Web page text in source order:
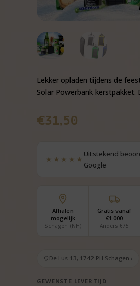
Lekker opladen tijdens de
Solar Powerbank kerstpakket.
€31,50
★★★★★
Uitstekend
Google
Afhalen
mogelijk
Schagen (NH)
Gratis vanaf
€1.000
Anders €75
De Lus 13, 1742 PH Schagen ›
GEWENSTE LEVERTIJD